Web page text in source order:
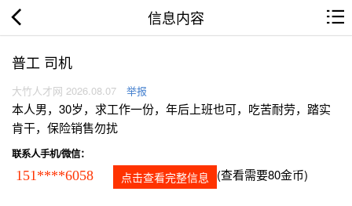
信息内容
普工 司机
大竹人才网 2026.08.07 举报
本人男，30岁，求工作一份，年后上班也可，吃苦耐劳，踏实
肯干，保险销售勿扰
联系人手机/微信：
151****6058 点击查看完整信息 (查看需要80金币)